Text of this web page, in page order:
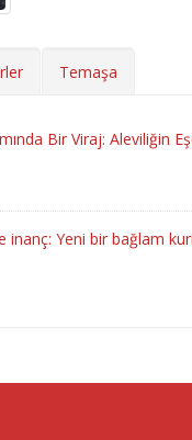
Temaşa
Bir Viraj: Aleviliğin
inanç: Yeni bir bağlam